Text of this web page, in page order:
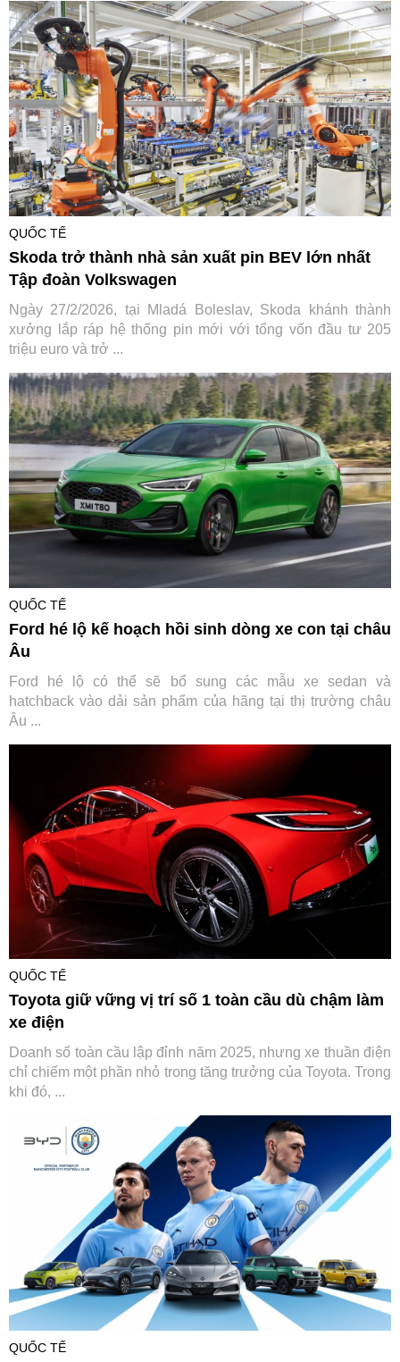
QUỐC TẾ
Skoda trở thành nhà sản xuất pin BEV lớn nhất
Tập đoàn Volkswagen
Ngày 27/2/2026, tại Mladá Boleslav, Skoda khánh thành
xưởng lắp ráp hệ thống pin mới với tổng vốn đầu tư 205
triệu euro và trở ...
QUỐC TẾ
Ford hé lộ kế hoạch hồi sinh dòng xe con tại châu
Âu
Ford hé lộ có thể sẽ bổ sung các mẫu xe sedan và
hatchback vào dải sản phẩm của hãng tại thị trường châu
Âu ...
QUỐC TẾ
Toyota giữ vững vị trí số 1 toàn cầu dù chậm làm
xe điện
Doanh số toàn cầu lập đỉnh năm 2025, nhưng xe thuần điện
chỉ chiếm một phần nhỏ trong tăng trưởng của Toyota. Trong
khi đó, ...
QUỐC TẾ